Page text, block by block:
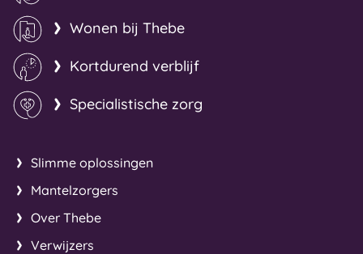
Wonen bij Thebe
Kortdurend verblijf
Specialistische zorg
Slimme oplossingen
Mantelzorgers
Over Thebe
Verwijzers